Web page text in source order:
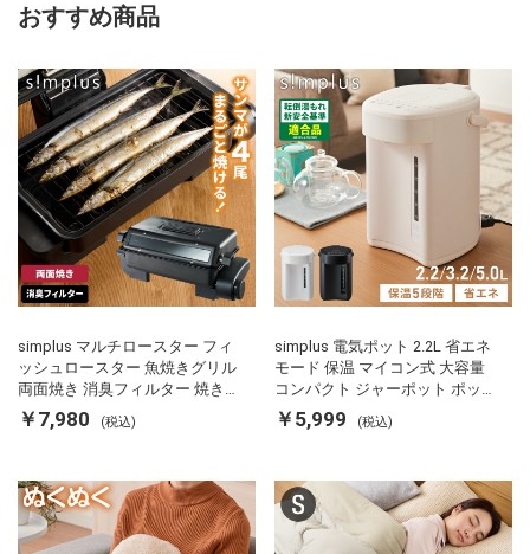
おすすめ商品
simplus マルチロースター フィ
ッシュロースター 魚焼きグリル
両面焼き 消臭フィルター 焼き魚
両面ヒーター タイマー付き SP-
FRS01 マットブラック シンプラ
￥7,980 (税込)
simplus 電気ポット 2.2L 省エネ
モード 保温 マイコン式 大容量
コンパクト ジャーポット ポット
カルキ抜き 空焚き防止 温度調節
軽量 SP-PD22 シンプラス
￥5,999 (税込)